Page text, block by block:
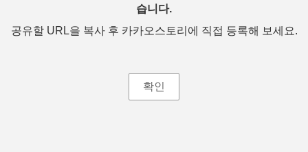
습니다.
공유할 URL을 복사 후 카카오스토리에 직접 등록해 보세요.
확인